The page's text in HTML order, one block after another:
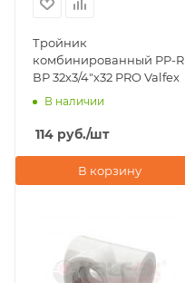
Тройник
комбинированный PP-R
ВР 32х3/4"х32 PRO Valfex
В наличии
114 руб./шт
В корзину